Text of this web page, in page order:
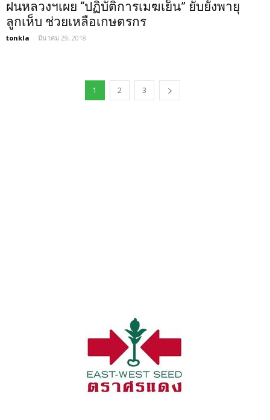
ฝนหลวงฯเผย “ปฏิบัติการเมฆเย็น” ยับยั้งพายุ
ลูกเห็บ ช่วยเหลือเกษตรกร
tonkla - มีนาคม 29, 2018
1 2 3